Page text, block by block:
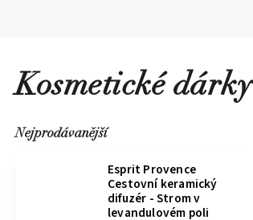
Kosmetické dárky
Nejprodávanější
Esprit Provence
Cestovní keramický
difuzér - Strom v
levandulovém poli